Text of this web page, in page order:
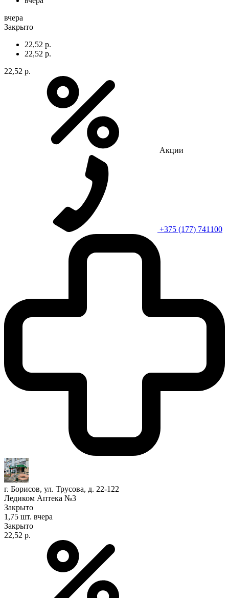
вчера
Закрыто
22,52 р.
22,52 р.
22,52 р.
Акции
+375 (177) 741100
г. Борисов, ул. Трусова, д. 22-122
Ледиком Аптека №3
Закрыто
1,75 шт. вчера
Закрыто
22,52 р.